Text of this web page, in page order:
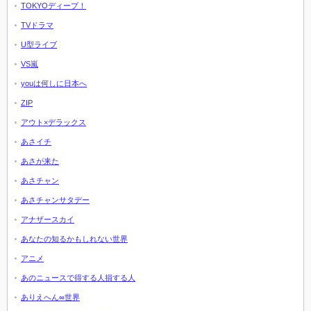
TOKYOディープ！
TVドラマ
U型ライブ
VS嵐
youは何しに日本へ
ZIP
アウト×デラックス
あさイチ
あさが来た
あさチャン
あさチャンサタデー
アナザースカイ
あなたの知るかもしれない世界
アニメ
あのニュースで得する人損する人
ありえへん∞世界